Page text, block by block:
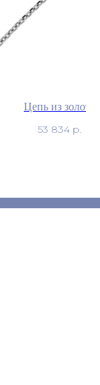
Цепь из золота
53 834 р.